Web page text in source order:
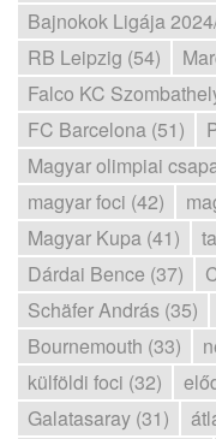
Bajnokok Ligája
RB Leipzig (54)
Falco KC
FC Barcelona (51)
Magyar olimpiai
magyar foci (42)
Magyar Kupa (41)
Dárdai Bence (37)
Schäfer András (35)
Bournemouth (33)
külföldi foci (32)
Galatasaray (31)